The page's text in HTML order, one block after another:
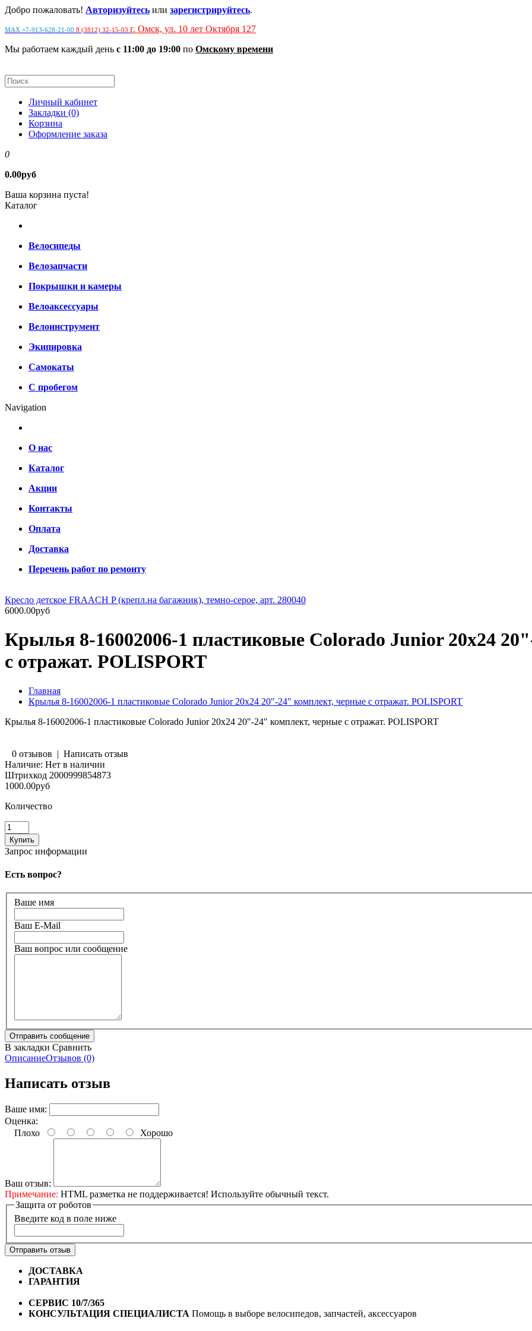
Добро пожаловать! Авторизуйтесь или зарегистрируйтесь.
MAX +7-913-628-21-00 8 (3812) 32-15-03 г. Омск, ул. 10 лет Октября 127
Мы работаем каждый день с 11:00 до 19:00 по Омскому времени
Личный кабинет
Закладки (0)
Корзина
Оформление заказа
0
0.00руб
Ваша корзина пуста!
Каталог
Велосипеды
Велозапчасти
Покрышки и камеры
Велоаксессуары
Велоинструмент
Экипировка
Самокаты
С пробегом
Navigation
О нас
Каталог
Акции
Контакты
Оплата
Доставка
Перечень работ по ремонту
Кресло детское FRAACH P (крепл.на багажник), темно-серое, арт. 280040
6000.00руб
Крылья 8-16002006-1 пластиковые Colorado Junior 20x24
с отражат. POLISPORT
Главная
Крылья 8-16002006-1 пластиковые Colorado Junior 20x24 20"-24" комплект, черные с отражат. POLISPORT
Крылья 8-16002006-1 пластиковые Colorado Junior 20x24 20"-24" комплект, черные с отражат. POLISPORT
0 отзывов | Написать отзыв
Наличие: Нет в наличии
Штрихкод 2000999854873
1000.00руб
Количество
Запрос информации
Есть вопрос?
Ваше имя
Ваш E-Mail
Ваш вопрос или сообщение
В закладки Сравнить
ОписаниеОтзывов (0)
Написать отзыв
Ваше имя:
Оценка:
Плохо
Хорошо
Ваш отзыв:
Примечание: HTML разметка не поддерживается! Используйте обычный текст.
Защита от роботов
Введите код в поле ниже
Отправить отзыв
ДОСТАВКА
ГАРАНТИЯ
СЕРВИС 10/7/365
КОНСУЛЬТАЦИЯ СПЕЦИАЛИСТА Помощь в выборе велосипедов, запчастей, аксессуаров